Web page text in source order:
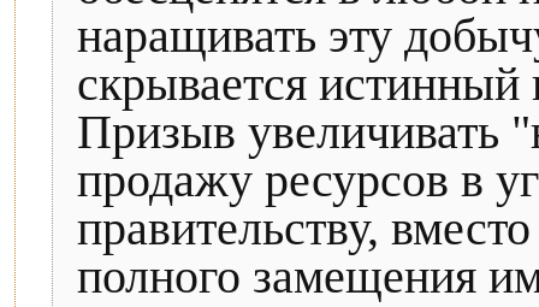
наращивать эту
скрывается истинный
Призыв увеличивать
продажу ресурсов в
правительству,
полного замещения